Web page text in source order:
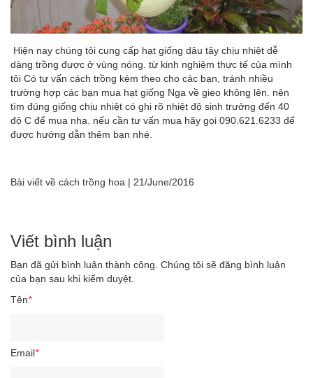
Hiện nay chúng tôi cung cấp hạt giống dâu tây chịu nhiệt dễ
dàng trồng được ở vùng nóng. từ kinh nghiệm thực tế của mình
tôi Có tư vấn cách trồng kèm theo cho các bạn, tránh nhiều
trường hợp các bạn mua hạt giống Nga về gieo không lên. nên
tìm đúng giống chịu nhiệt có ghi rõ nhiệt độ sinh trưởng đến 40
độ C để mua nha. nếu cần tư vấn mua hãy gọi 090.621.6233 để
được hướng dẫn thêm bạn nhé.
Bài viết về cách trồng hoa | 21/June/2016
Viết bình luận
Bạn đã gửi bình luận thành công. Chúng tôi sẽ đăng bình luận
của bạn sau khi kiểm duyệt.
Tên*
Email*